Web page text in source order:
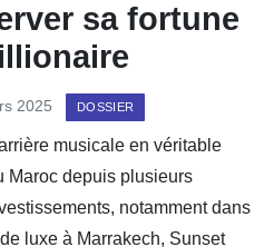
sa fortune
2025 DOSSIER
musicale en véritable
Maroc depuis plusieurs
notamment dans
luxe à Marrakech, Sunset